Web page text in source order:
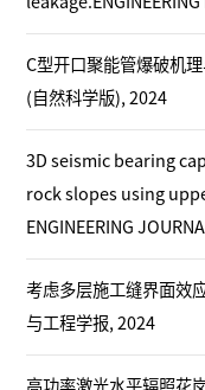
C型开口聚能管爆破机
(自然科学版), 2024
3D seismic bearing
rock slopes using
ENGINEERING
考虑多层施工缝界面效
与工程学报, 2024
高功率激光水平辐照花